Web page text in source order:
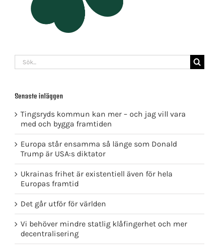
Sök
efter:
Senaste inläggen
Tingsryds kommun kan mer – och jag vill vara
med och bygga framtiden
Europa står ensamma så länge som Donald
Trump är USA:s diktator
Ukrainas frihet är existentiell även för hela
Europas framtid
Det går utför för världen
Vi behöver mindre statlig klåfingerhet och mer
decentralisering